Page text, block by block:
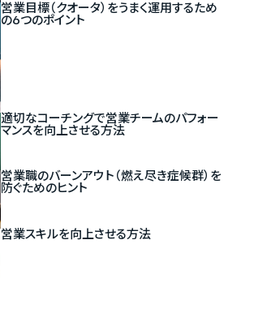
営業目標（クオータ）をうまく運用するため
の6つのポイント
適切なコーチングで営業チームのパフォー
マンスを向上させる方法
営業職のバーンアウト（燃え尽き症候群）を
防ぐためのヒント
営業スキルを向上させる方法